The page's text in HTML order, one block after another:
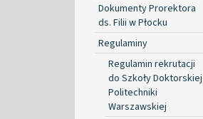
Dokumenty Prorektora
ds. Filii w Płocku
Regulaminy
Regulamin rekrutacji
do Szkoły Doktorskiej
Politechniki
Warszawskiej